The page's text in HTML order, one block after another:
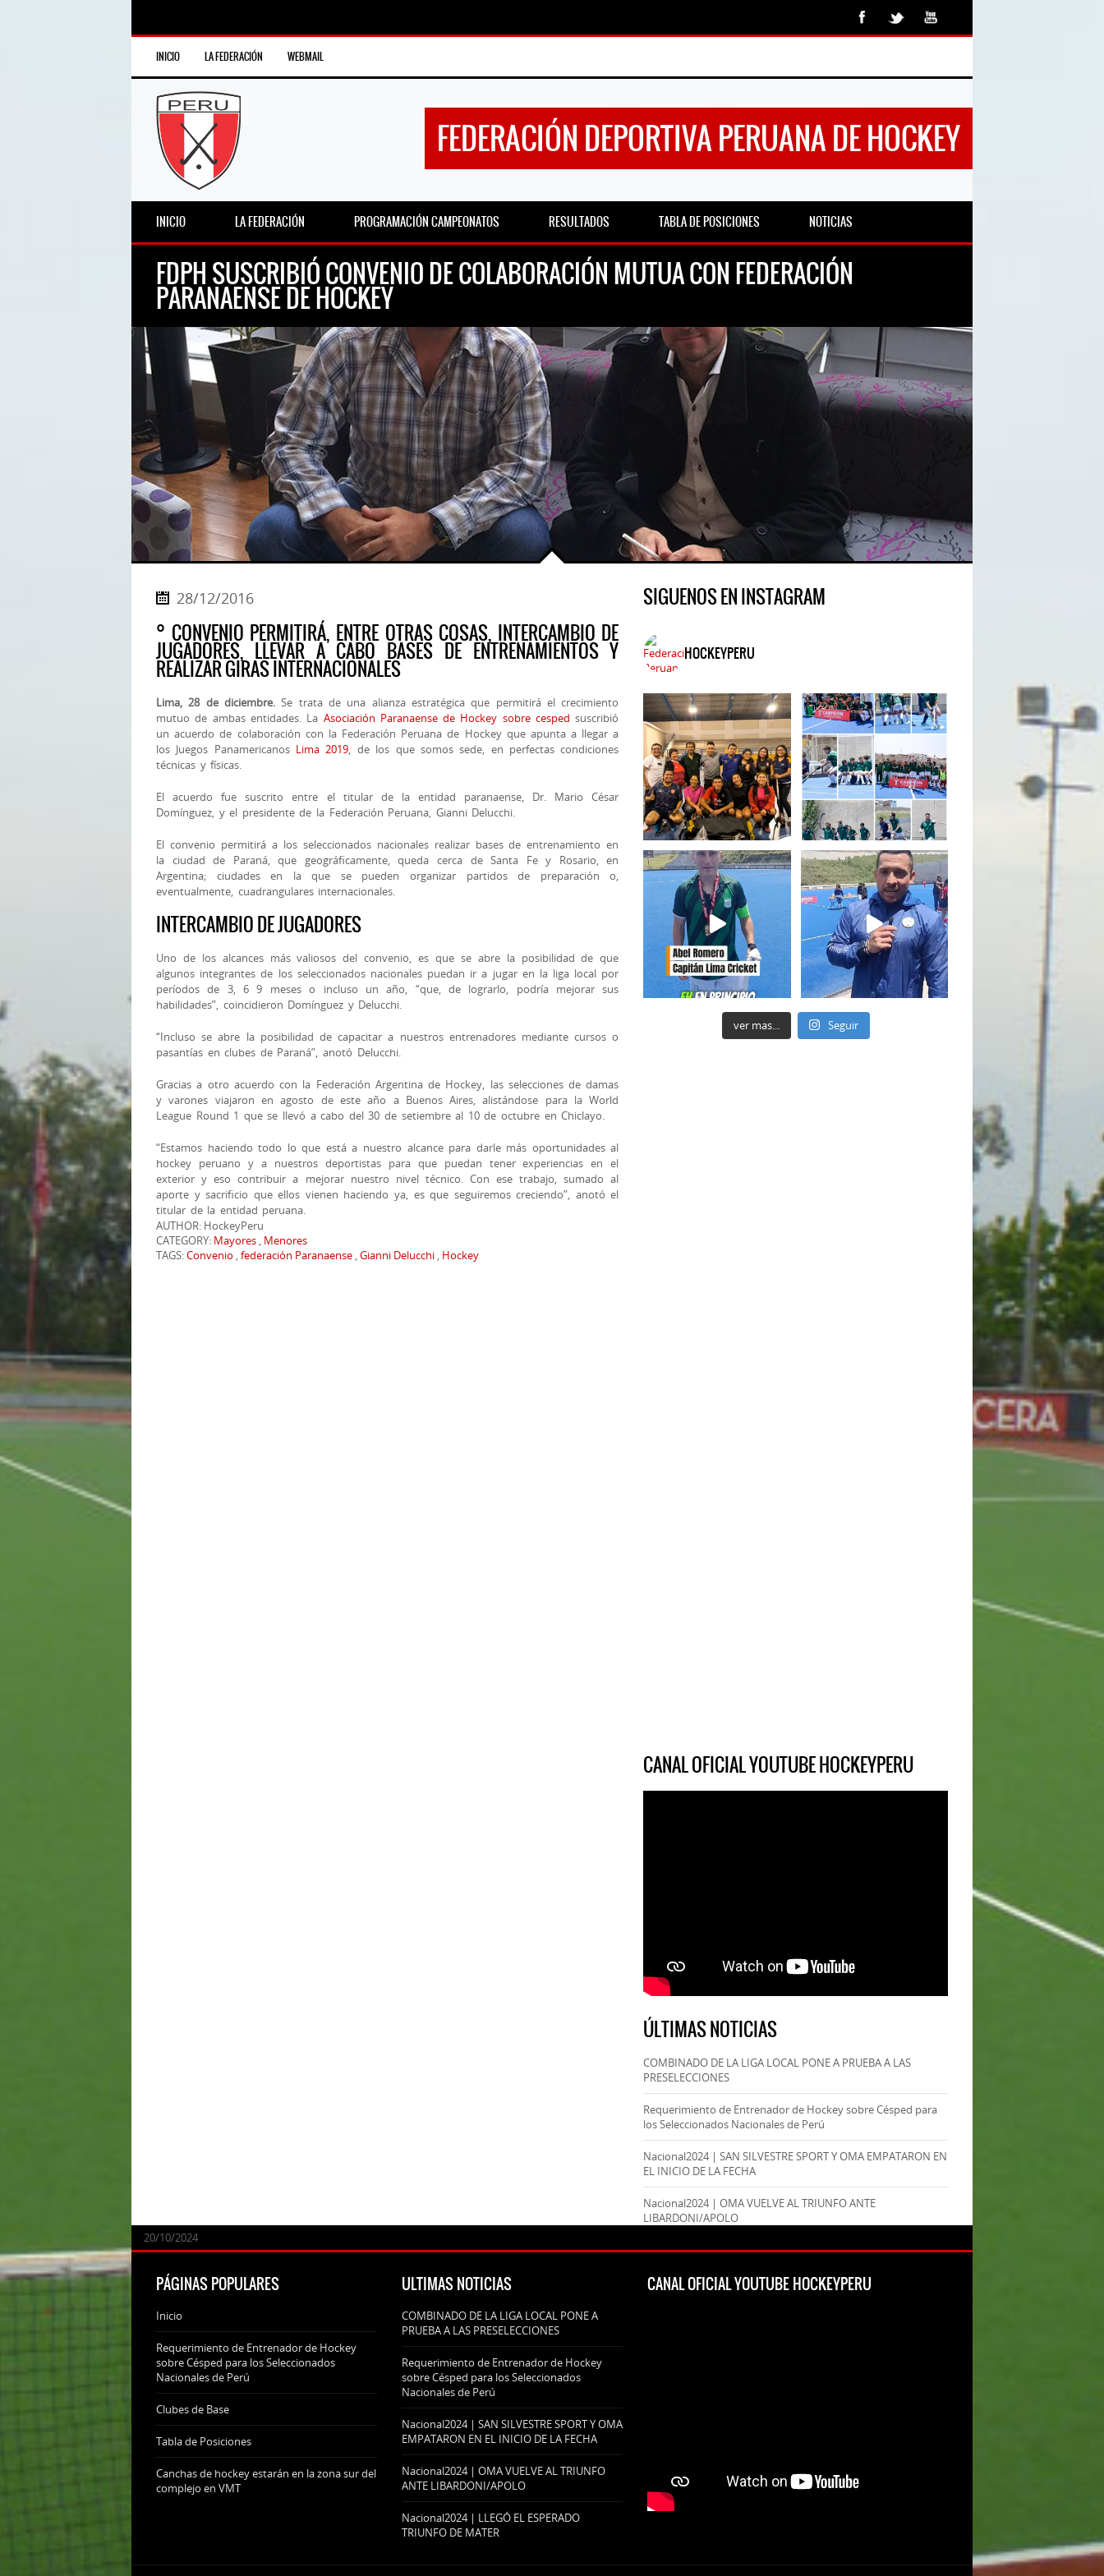
INICIO LA FEDERACIÓN WEBMAIL
FEDERACIÓN DEPORTIVA PERUANA DE HOCKEY
INICIO LA FEDERACIÓN PROGRAMACIÓN CAMPEONATOS RESULTADOS TABLA DE POSICIONES NOTICIAS
FDPH SUSCRIBIÓ CONVENIO DE COLABORACIÓN MUTUA CON FEDERACIÓN
PARANAENSE DE HOCKEY
28/12/2016
° CONVENIO PERMITIRÁ, ENTRE OTRAS COSAS, INTERCAMBIO DE
JUGADORES, LLEVAR A CABO BASES DE ENTRENAMIENTOS Y
REALIZAR GIRAS INTERNACIONALES
Lima, 28 de diciembre. Se trata de una alianza estratégica que permitirá el crecimiento
mutuo de ambas entidades. La Asociación Paranaense de Hockey sobre cesped suscribió
un acuerdo de colaboración con la Federación Peruana de Hockey que apunta a llegar a
los Juegos Panamericanos Lima 2019, de los que somos sede, en perfectas condiciones
técnicas y físicas.
El acuerdo fue suscrito entre el titular de la entidad paranaense, Dr. Mario César
Domínguez, y el presidente de la Federación Peruana, Gianni Delucchi.
El convenio permitirá a los seleccionados nacionales realizar bases de entrenamiento en
la ciudad de Paraná, que geográficamente, queda cerca de Santa Fe y Rosario, en
Argentina; ciudades en la que se pueden organizar partidos de preparación o,
eventualmente, cuadrangulares internacionales.
INTERCAMBIO DE JUGADORES
Uno de los alcances más valiosos del convenio, es que se abre la posibilidad de que
algunos integrantes de los seleccionados nacionales puedan ir a jugar en la liga local por
períodos de 3, 6 9 meses o incluso un año, “que, de lograrlo, podría mejorar sus
habilidades”, coincidieron Domínguez y Delucchi.
“Incluso se abre la posibilidad de capacitar a nuestros entrenadores mediante cursos o
pasantías en clubes de Paraná”, anotó Delucchi.
Gracias a otro acuerdo con la Federación Argentina de Hockey, las selecciones de damas
y varones viajaron en agosto de este año a Buenos Aires, alistándose para la World
League Round 1 que se llevó a cabo del 30 de setiembre al 10 de octubre en Chiclayo.
“Estamos haciendo todo lo que está a nuestro alcance para darle más oportunidades al
hockey peruano y a nuestros deportistas para que puedan tener experiencias en el
exterior y eso contribuir a mejorar nuestro nivel técnico. Con ese trabajo, sumado al
aporte y sacrificio que ellos vienen haciendo ya, es que seguiremos creciendo”, anotó el
titular de la entidad peruana.
AUTHOR: HockeyPeru
CATEGORY: Mayores , Menores
TAGS:Convenio ,federación Paranaense ,Gianni Delucchi , Hockey
SIGUENOS EN INSTAGRAM
HOCKEYPERU
ver mas... Seguir
CANAL OFICIAL YOUTUBE HOCKEYPERU
ÚLTIMAS NOTICIAS
COMBINADO DE LA LIGA LOCAL PONE A PRUEBA A LAS
PRESELECCIONES
24/09/2025
Requerimiento de Entrenador de Hockey sobre Césped para
los Seleccionados Nacionales de Perú
07/11/2024
Nacional2024 | SAN SILVESTRE SPORT Y OMA EMPATARON EN
EL INICIO DE LA FECHA
20/10/2024
Nacional2024 | OMA VUELVE AL TRIUNFO ANTE
LIBARDONI/APOLO
20/10/2024
PÁGINAS POPULARES
Inicio
Requerimiento de Entrenador de Hockey
sobre Césped para los Seleccionados
Nacionales de Perú
Clubes de Base
Tabla de Posiciones
Canchas de hockey estarán en la zona sur del
complejo en VMT
ULTIMAS NOTICIAS
COMBINADO DE LA LIGA LOCAL PONE A
PRUEBA A LAS PRESELECCIONES
Requerimiento de Entrenador de Hockey
sobre Césped para los Seleccionados
Nacionales de Perú
Nacional2024 | SAN SILVESTRE SPORT Y OMA
EMPATARON EN EL INICIO DE LA FECHA
Nacional2024 | OMA VUELVE AL TRIUNFO
ANTE LIBARDONI/APOLO
Nacional2024 | LLEGÓ EL ESPERADO
TRIUNFO DE MATER
CANAL OFICIAL YOUTUBE HOCKEYPERU